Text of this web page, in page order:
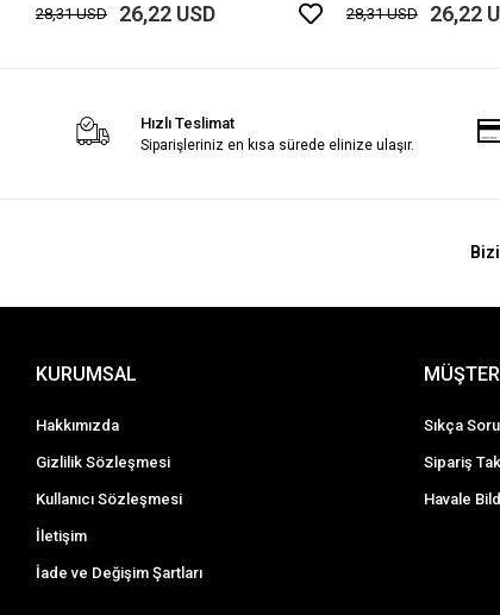
28,31 USD 26,22 USD 28,31 USD 26,22
Hızlı Teslimat
Siparişleriniz en kısa sürede elinize ulaşır.
KURUMSAL
Hakkımızda
Gizlilik Sözleşmesi
Kullanıcı Sözleşmesi
İletişim
İade ve Değişim Şartları
Sıkça
Sipariş
Havale